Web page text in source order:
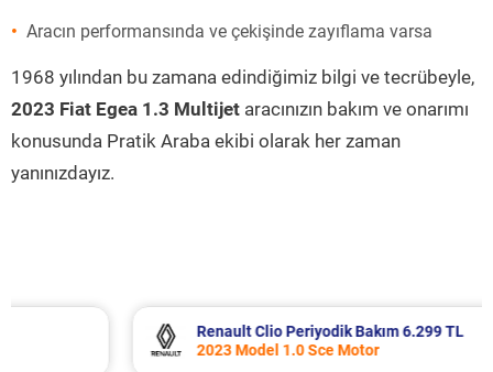
Aracın performansında ve çekişinde zayıflama varsa
1968 yılından bu zamana edindiğimiz bilgi ve tecrübeyle,
2023 Fiat Egea 1.3 Multijet aracınızın bakım ve onarımı
konusunda Pratik Araba ekibi olarak her zaman
yanınızdayız.
Renault Clio Periyodik Bakım 6.299 TL
2023 Model 1.0 Sce Motor